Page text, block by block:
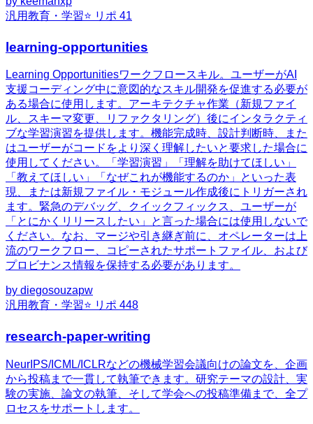
汎用教育・学習⭐ リポ 41
learning-opportunities
Learning Opportunitiesワークフロースキル。ユーザーがAI
支援コーディング中に意図的なスキル開発を促進する必要が
ある場合に使用します。アーキテクチャ作業（新規ファイ
ル、スキーマ変更、リファクタリング）後にインタラクティ
ブな学習演習を提供します。機能完成時、設計判断時、また
はユーザーがコードをより深く理解したいと要求した場合に
使用してください。「学習演習」「理解を助けてほしい」
「教えてほしい」「なぜこれが機能するのか」といった表
現、または新規ファイル・モジュール作成後にトリガーされ
ます。緊急のデバッグ、クイックフィックス、ユーザーが
「とにかくリリースしたい」と言った場合には使用しないで
ください。なお、マージや引き継ぎ前に、オペレーターは上
流のワークフロー、コピーされたサポートファイル、および
プロビナンス情報を保持する必要があります。
by diegosouzapw
汎用教育・学習⭐ リポ 448
research-paper-writing
NeurIPS/ICML/ICLRなどの機械学習会議向けの論文を、企画
から投稿まで一貫して執筆できます。研究テーマの設計、実
験の実施、論文の執筆、そして学会への投稿準備まで、全プ
ロセスをサポートします。